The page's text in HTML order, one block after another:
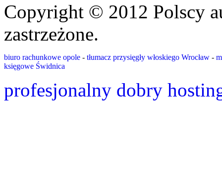
Copyright © 2012 Polscy
zastrzeżone.
biuro rachunkowe opole - tłumacz przysięgły włoskiego Wrocław -
księgowe Świdnica
profesjonalny dobry